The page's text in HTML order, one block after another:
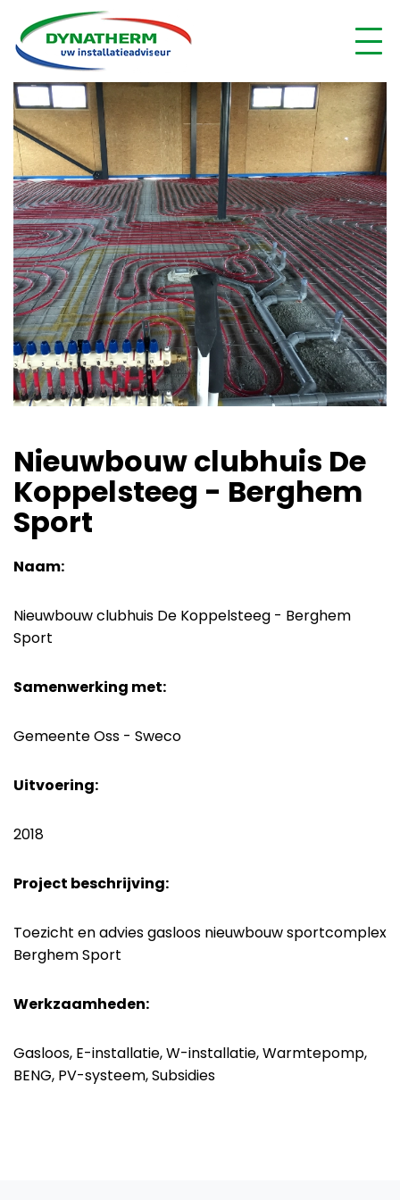
Nieuwbouw clubhuis De
Koppelsteeg - Berghem
Sport
Naam:
Nieuwbouw clubhuis De Koppelsteeg - Berghem
Sport
Samenwerking met:
Gemeente Oss - Sweco
Uitvoering:
2018
Project beschrijving:
Toezicht en advies gasloos nieuwbouw sportcomplex
Berghem Sport
Werkzaamheden:
Gasloos, E-installatie, W-installatie, Warmtepomp,
BENG, PV-systeem, Subsidies